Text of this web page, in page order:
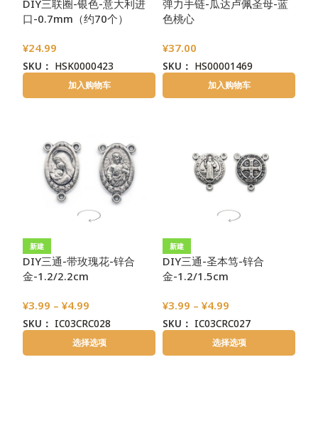
DIY三联圈-银色-意大利进
口-0.7mm（约70个）
¥24.99
SKU： HSK0000423
加入购物车
弹力手链-瓜达卢佩圣母-蓝
色桃心
¥37.00
SKU： HS00001469
加入购物车
新建
DIY三通-带玫瑰花-锌合
金-1.2/2.2cm
¥3.99 – ¥4.99
SKU： IC03CRC028
选择选项
新建
DIY三通-圣本笃-锌合
金-1.2/1.5cm
¥3.99 – ¥4.99
SKU： IC03CRC027
选择选项